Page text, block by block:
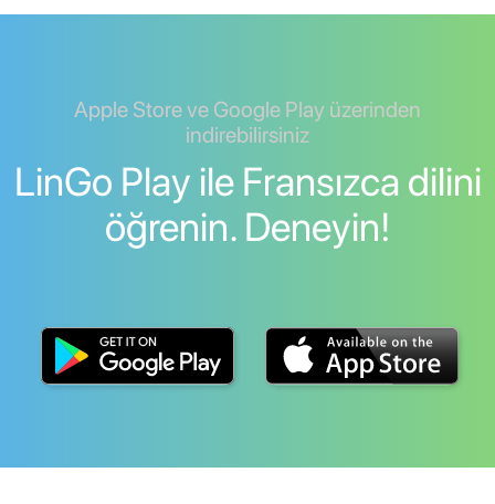
Apple Store ve Google Play üzerinden
indirebilirsiniz
LinGo Play ile Fransızca dilini
öğrenin. Deneyin!